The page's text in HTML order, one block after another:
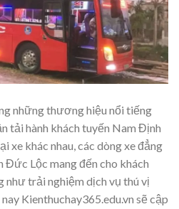
những thương hiệu nổi tiếng
tải hành khách tuyến Nam Định
xe khác nhau, các dòng xe đẳng
Đức Lộc mang đến cho khách
như trải nghiệm dịch vụ thú vị
Kienthuchay365.edu.vn sẽ cập